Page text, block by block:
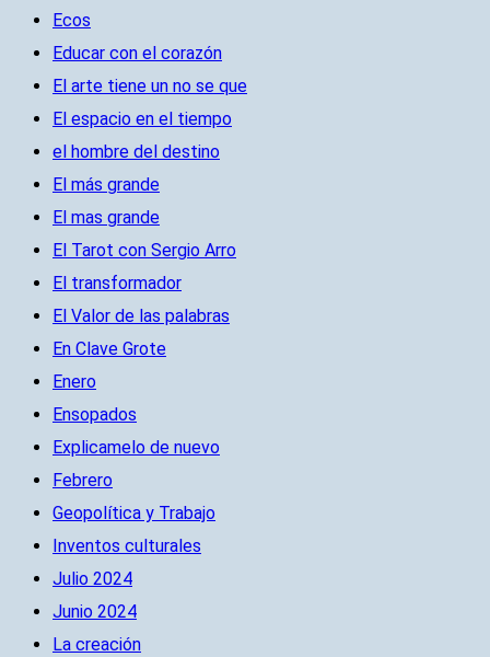
Ecos
Educar con el corazón
El arte tiene un no se que
El espacio en el tiempo
el hombre del destino
El más grande
El mas grande
El Tarot con Sergio Arro
El transformador
El Valor de las palabras
En Clave Grote
Enero
Ensopados
Explicamelo de nuevo
Febrero
Geopolítica y Trabajo
Inventos culturales
Julio 2024
Junio 2024
La creación